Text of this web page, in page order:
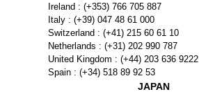
Ireland : (+353) 766 705 887
Italy : (+39) 047 48 61 000
Switzerland : (+41) 215 60 61 10
Netherlands : (+31) 202 990 787
United Kingdom : (+44) 203 636 9222
Spain : (+34) 518 89 92 53
JAPAN